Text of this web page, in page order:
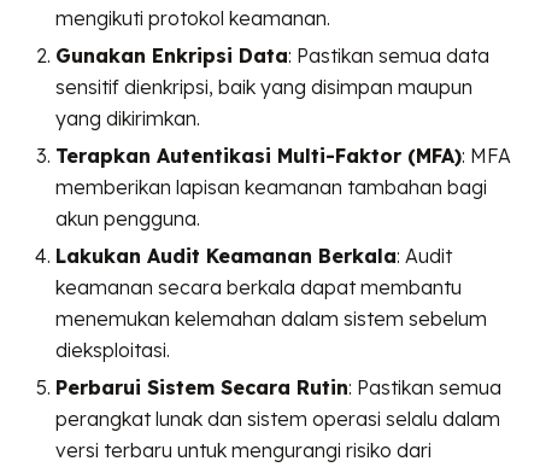
mengikuti protokol keamanan.
Gunakan Enkripsi Data: Pastikan semua data
sensitif dienkripsi, baik yang disimpan maupun
yang dikirimkan.
Terapkan Autentikasi Multi-Faktor (MFA): MFA
memberikan lapisan keamanan tambahan bagi
akun pengguna.
Lakukan Audit Keamanan Berkala: Audit
keamanan secara berkala dapat membantu
menemukan kelemahan dalam sistem sebelum
dieksploitasi.
Perbarui Sistem Secara Rutin: Pastikan semua
perangkat lunak dan sistem operasi selalu dalam
versi terbaru untuk mengurangi risiko dari